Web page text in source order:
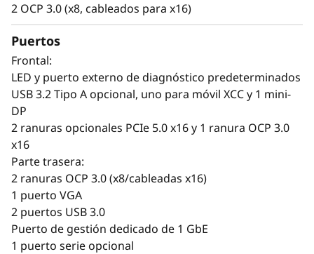
El ThinkSystem SR630 V4 cuenta con
está optimizado para conseguir un elevado
rendimiento por núcleo y ofrecer mejor
rendimiento tanto para cargas de trabajo de
propósito general como para cargas de
trabajo con uso intensivo de computación.
2 OCP 3.0 (x8, cableados para x16)
Puertos
Frontal:
LED y puerto externo de diagnóstico predeterminados
USB 3.2 Tipo A opcional, uno para móvil XCC y 1 mini-
DP
2 ranuras opcionales PCIe 5.0 x16 y 1 ranura OCP 3.0
x16
Parte trasera:
2 ranuras OCP 3.0 (x8/cableadas x16)
1 puerto VGA
2 puertos USB 3.0
Puerto de gestión dedicado de 1 GbE
1 puerto serie opcional